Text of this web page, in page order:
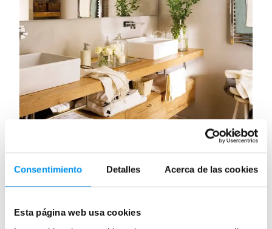
Consentimiento Detalles Acerca de las cookies
Esta página web usa cookies
¡Más madera en el baño! Reviste con
calidez